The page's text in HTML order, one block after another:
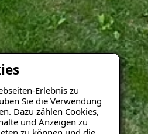
Erlebnis zu
Sie die Verwendung
Dazu zählen Cookies,
und Anzeigen zu